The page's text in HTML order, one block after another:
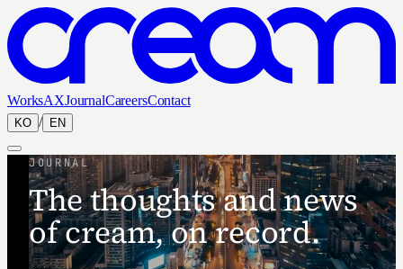
WorksAXJournalCareersContact
KO / EN
JOURNAL
The thoughts and news
of cream, on record.